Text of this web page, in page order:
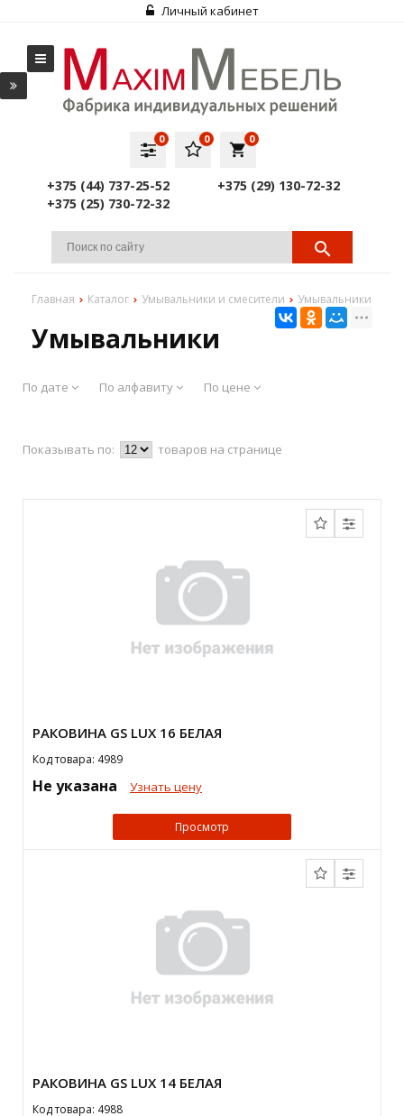
Личный кабинет
local_grocery_store
0
0
0
+375 (44) 737-25-52
+375 (29) 130-72-32
+375 (25) 730-72-32
Главная Каталог Умывальники и смесители Умывальники
Умывальники
По дате По алфавиту По цене
Показывать по: товаров на странице
РАКОВИНА GS LUX 16 БЕЛАЯ
Код товара: 4989
Не указана Узнать цену
Просмотр
РАКОВИНА GS LUX 14 БЕЛАЯ
Код товара: 4988